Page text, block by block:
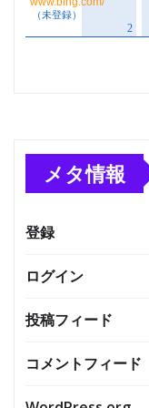
メタ情報
登録
ログイン
投稿フィード
コメントフィード